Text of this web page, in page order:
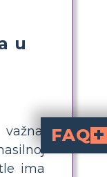
u
ima
FAQ